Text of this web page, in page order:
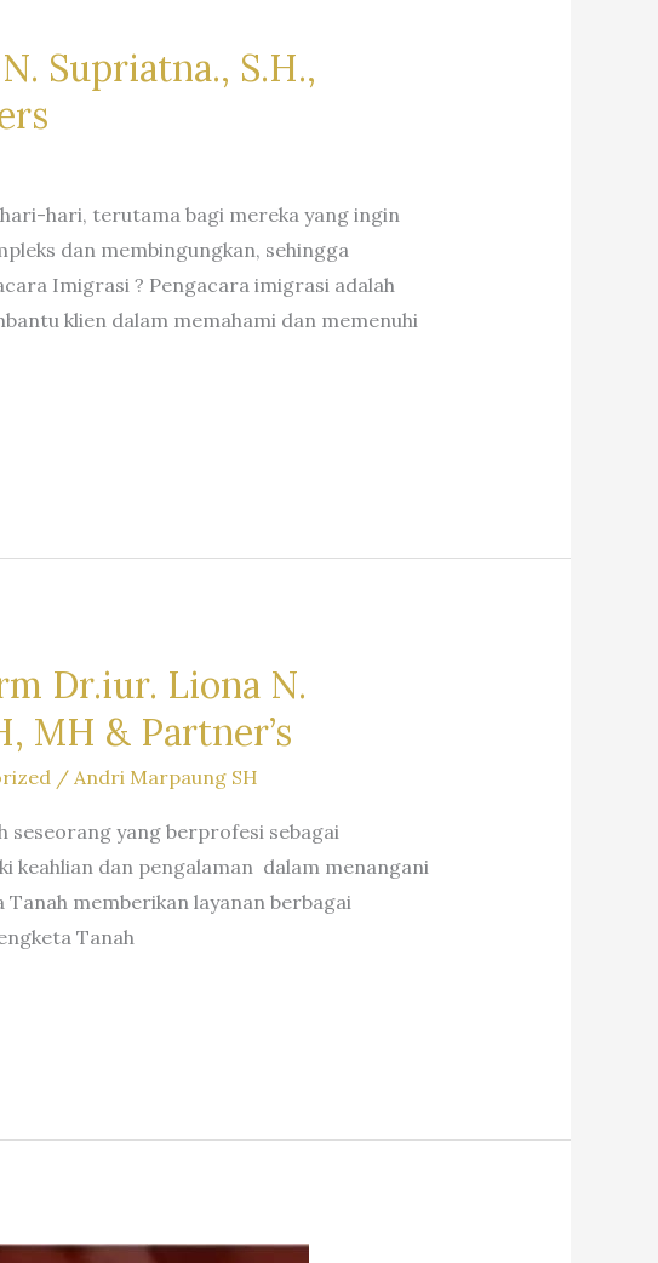
Supriatna., S.H.,
hari, terutama bagi mereka yang ingin
dan membingungkan, sehingga
Imigrasi ? Pengacara imigrasi adalah
klien dalam memahami dan memenuhi
Dr.iur. Liona N.
MH & Partner’s
/ Andri Marpaung SH
seseorang yang berprofesi sebagai
dan pengalaman dalam menangani
memberikan layanan berbagai
Tanah